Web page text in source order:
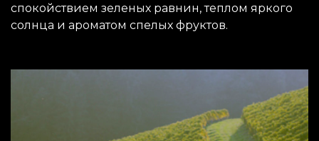
спокойствием зеленых равнин, теплом яркого
солнца и ароматом спелых фруктов.